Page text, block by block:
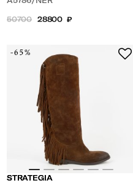
50700 28800 ₽
-65%
STRATEGIA